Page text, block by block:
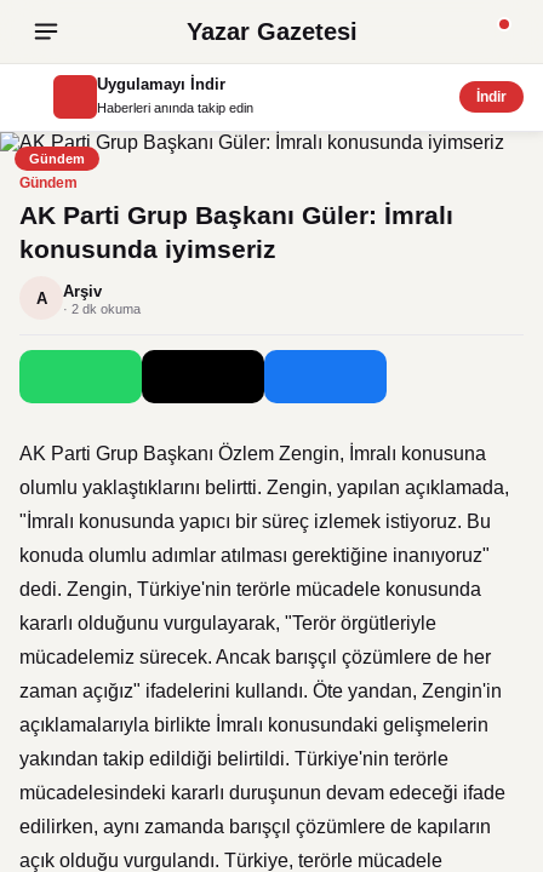
Yazar Gazetesi
Uygulamayı İndir
Haberleri anında takip edin
İndir
Gündem
Gündem
AK Parti Grup Başkanı Güler: İmralı
konusunda iyimseriz
A Arşiv
· 2 dk okuma
AK Parti Grup Başkanı Özlem Zengin, İmralı konusuna
olumlu yaklaştıklarını belirtti. Zengin, yapılan açıklamada,
"İmralı konusunda yapıcı bir süreç izlemek istiyoruz. Bu
konuda olumlu adımlar atılması gerektiğine inanıyoruz"
dedi. Zengin, Türkiye'nin terörle mücadele konusunda
kararlı olduğunu vurgulayarak, "Terör örgütleriyle
mücadelemiz sürecek. Ancak barışçıl çözümlere de her
zaman açığız" ifadelerini kullandı. Öte yandan, Zengin'in
açıklamalarıyla birlikte İmralı konusundaki gelişmelerin
yakından takip edildiği belirtildi. Türkiye'nin terörle
mücadelesindeki kararlı duruşunun devam edeceği ifade
edilirken, aynı zamanda barışçıl çözümlere de kapıların
açık olduğu vurgulandı. Türkiye, terörle mücadele